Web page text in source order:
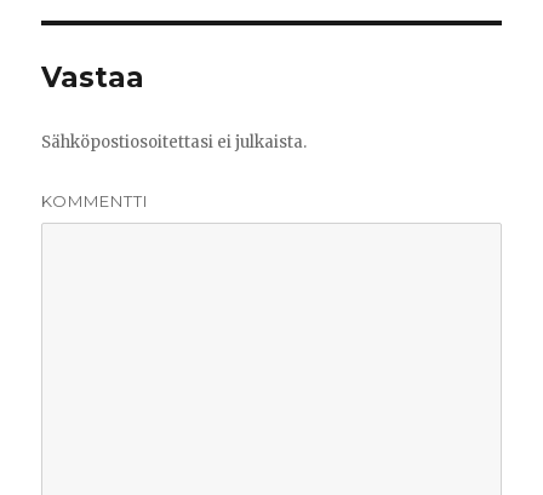
Vastaa
Sähköpostiosoitettasi ei julkaista.
KOMMENTTI